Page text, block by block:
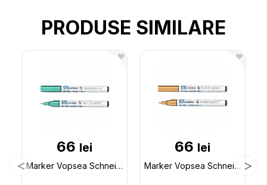
PRODUSE SIMILARE
66 lei
Marker Vopsea Schneider 0.10-0.8mm green metalic 101052 001001052
66 lei
Marker Vopsea Schneider 0.10-0.8mm Gold metalic 101066 01001066